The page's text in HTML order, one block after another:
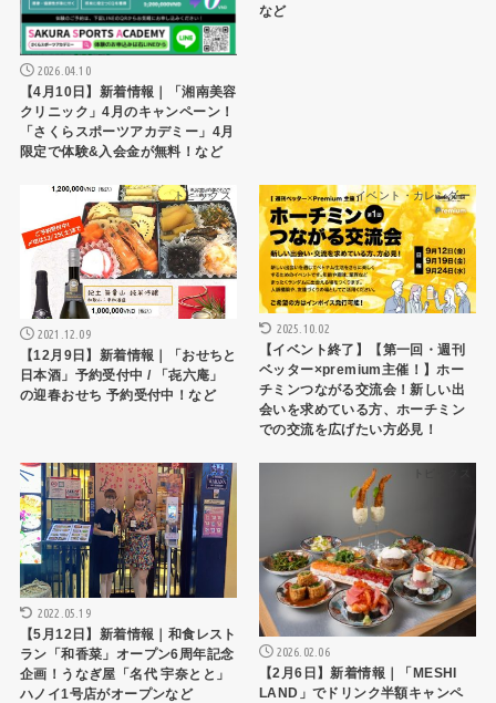
2026.04.10
【4月10日】新着情報｜「湘南美容
クリニック」4月のキャンペーン！
「さくらスポーツアカデミー」4月
限定で体験&入会金が無料！など
など
トピックス
2021.12.09
【12月9日】新着情報｜「おせちと
日本酒」予約受付中 / 「㐂六庵」
の迎春おせち 予約受付中！など
イベント・カレンダー
2025.10.02
【イベント終了】【第一回・週刊
ベッター×premium主催！】ホー
チミンつながる交流会！新しい出
会いを求めている方、ホーチミン
での交流を広げたい方必見！
トピックス
2022.05.19
【5月12日】新着情報｜和食レスト
ラン「和香菜」オープン6周年記念
企画！うなぎ屋「名代 宇奈とと」
ハノイ1号店がオープンなど
2026.02.06
【2月6日】新着情報｜「MESHI
LAND」でドリンク半額キャンペ